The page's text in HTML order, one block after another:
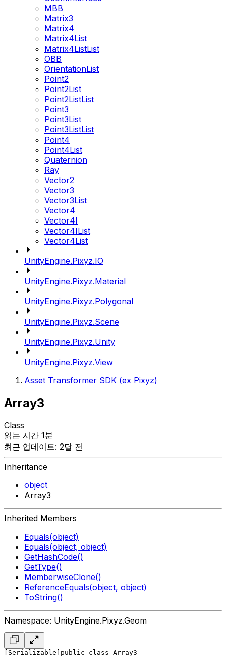
MBB
Matrix3
Matrix4
Matrix4List
Matrix4ListList
OBB
OrientationList
Point2
Point2List
Point2ListList
Point3
Point3List
Point3ListList
Point4
Point4List
Quaternion
Ray
Vector2
Vector3
Vector3List
Vector4
Vector4I
Vector4IList
Vector4List
UnityEngine.Pixyz.IO
UnityEngine.Pixyz.Material
UnityEngine.Pixyz.Polygonal
UnityEngine.Pixyz.Scene
UnityEngine.Pixyz.Unity
UnityEngine.Pixyz.View
Asset Transformer SDK (ex Pixyz)
Array3
Class
읽는 시간 1분
최근 업데이트: 2달 전
Inheritance
object
Array3
Inherited Members
Equals(object)
Equals(object, object)
GetHashCode()
GetType()
MemberwiseClone()
ReferenceEquals(object, object)
ToString()
Namespace: UnityEngine.Pixyz.Geom
[Serializable] public class Array3